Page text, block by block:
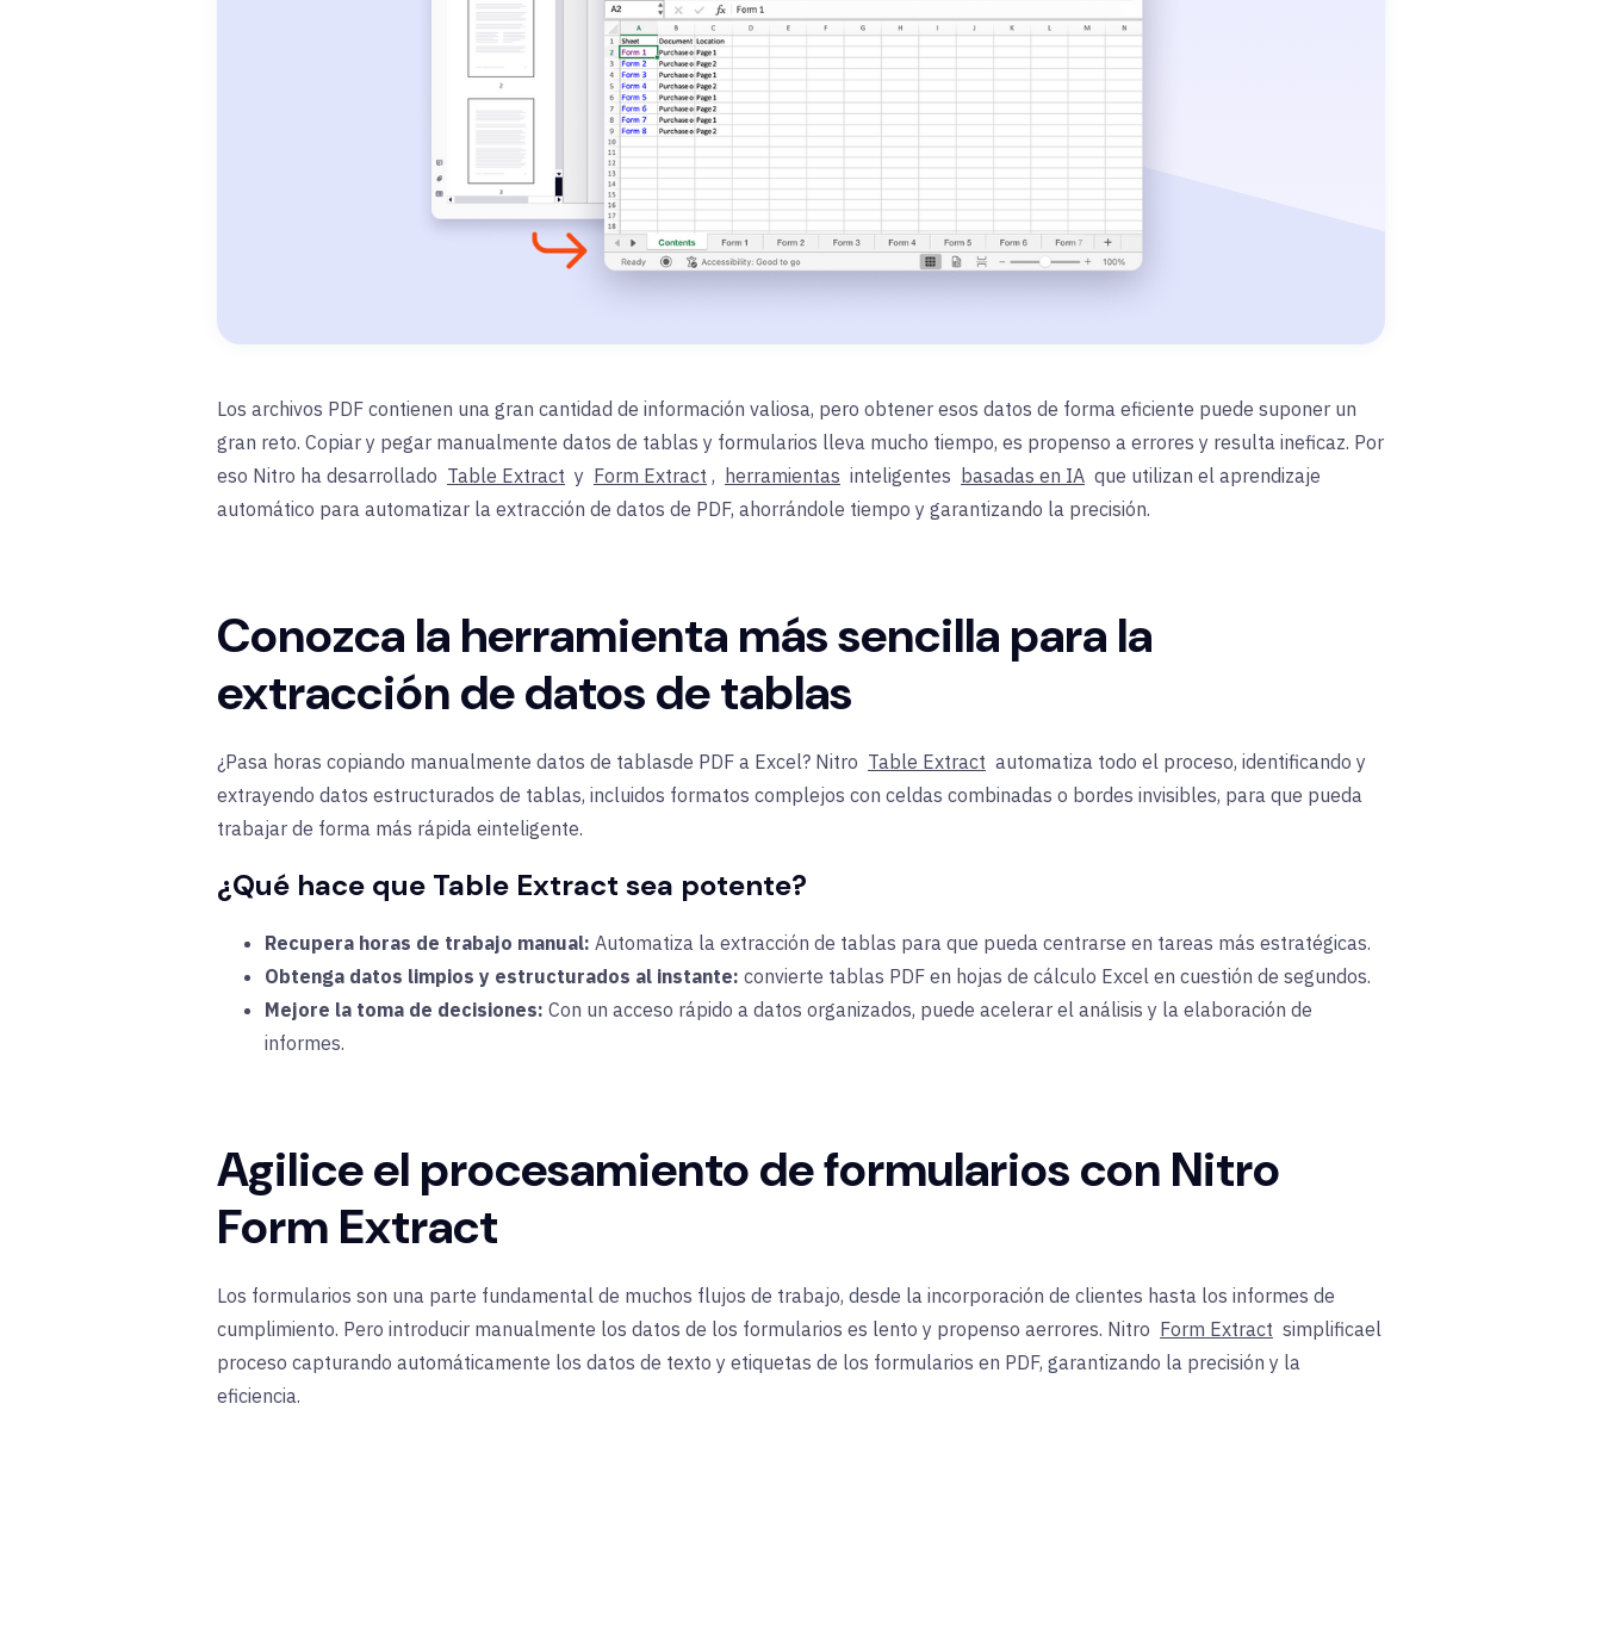
Los archivos PDF contienen una gran cantidad de información valiosa, pero obtener esos datos de forma eficiente puede suponer un
gran reto. Copiar y pegar manualmente datos de tablas y formularios lleva mucho tiempo, es propenso a errores y resulta ineficaz. Por
eso Nitro ha desarrollado Table Extract y Form Extract , herramientas inteligentes basadas en IA que utilizan el aprendizaje
automático para automatizar la extracción de datos de PDF, ahorrándole tiempo y garantizando la precisión.
Conozca la herramienta más sencilla para la
extracción de datos de tablas
¿Pasa horas copiando manualmente datos de tablasde PDF a Excel? Nitro Table Extract automatiza todo el proceso, identificando y
extrayendo datos estructurados de tablas, incluidos formatos complejos con celdas combinadas o bordes invisibles, para que pueda
trabajar de forma más rápida einteligente.
¿Qué hace que Table Extract sea potente?
Recupera horas de trabajo manual: Automatiza la extracción de tablas para que pueda centrarse en tareas más estratégicas.
Obtenga datos limpios y estructurados al instante: convierte tablas PDF en hojas de cálculo Excel en cuestión de segundos.
Mejore la toma de decisiones: Con un acceso rápido a datos organizados, puede acelerar el análisis y la elaboración de
informes.
Agilice el procesamiento de formularios con Nitro
Form Extract
Los formularios son una parte fundamental de muchos flujos de trabajo, desde la incorporación de clientes hasta los informes de
cumplimiento. Pero introducir manualmente los datos de los formularios es lento y propenso aerrores. Nitro Form Extract simplificael
proceso capturando automáticamente los datos de texto y etiquetas de los formularios en PDF, garantizando la precisión y la
eficiencia.